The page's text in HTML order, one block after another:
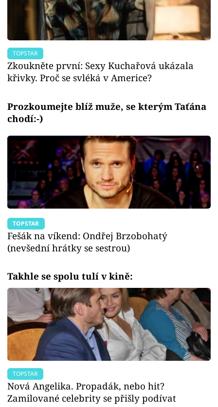
TOPSTAR
Zkoukněte první: Sexy Kuchařová ukázala
křivky. Proč se svléká v Americe?
Prozkoumejte blíž muže, se kterým Taťána
chodí:-)
TOPSTAR
Fešák na víkend: Ondřej Brzobohatý
(nevšední hrátky se sestrou)
Takhle se spolu tulí v kině:
TOPSTAR
Nová Angelika. Propadák, nebo hit?
Zamilované celebrity se přišly podívat